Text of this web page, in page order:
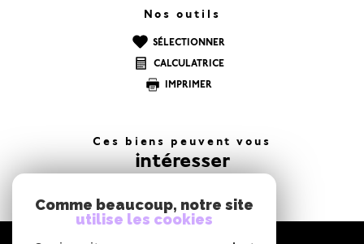
Nos outils
SÉLECTIONNER
CALCULATRICE
IMPRIMER
Ces biens peuvent vous
intéresser
Comme beaucoup, notre site
utilise les cookies